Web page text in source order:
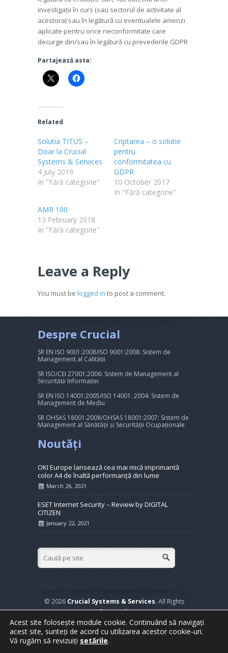
investigații în curs (sau sectorul de activitate al
acestora) sau în legătură cu eventualele amenzi
aplicate pentru orice neconformitate care
decurge din/sau în legătură cu prevederile GDPR
Partajează asta:
Related
Solutia TITUS –
Doar la Crucial
Systems & Services
4 July 2019
In "Fără categorie"
Criptarea – o solutie
pentru
conformitatea cu
GDPR
10 October 2017
In "Fără categorie"
AMR 100
13 February 2018
In "Fără categorie"
Leave a Reply
You must be logged in to post a comment.
Despre Crucial
SR EN ISO 9001:2008/ISO 9001:2008: Sistem de
Management al Calității
SR ISO/CEI 27001:2006: Sistem de Management al
Securității Informației
SR EN ISO 14001:2005/ISO 14001: 2004: Sistem de
Management de Mediu
SR OHSAS 18001:2008/OHSAS 18001:2007: Sistem de
Management al Sănătății și Securității Ocupaționale
Noutăți
OKI Europe lansează cea mai mică imprimantă
color A4 de înaltă performanță din lume
March 26, 2021
ESET Internet Security – Review by DIGITAL
CITIZEN
January 22, 2021
© 2026 Crucial Systems & Services. All Rights
Reserved.
Powered byWordPress. Created byMuffin group
Home Soluții Business
Acest site folosește module cookie. Continuând să navigați
acest site, sunteți de acord cu utilizarea acestor cookie-uri.
Vă rugăm să revizuiți setările.